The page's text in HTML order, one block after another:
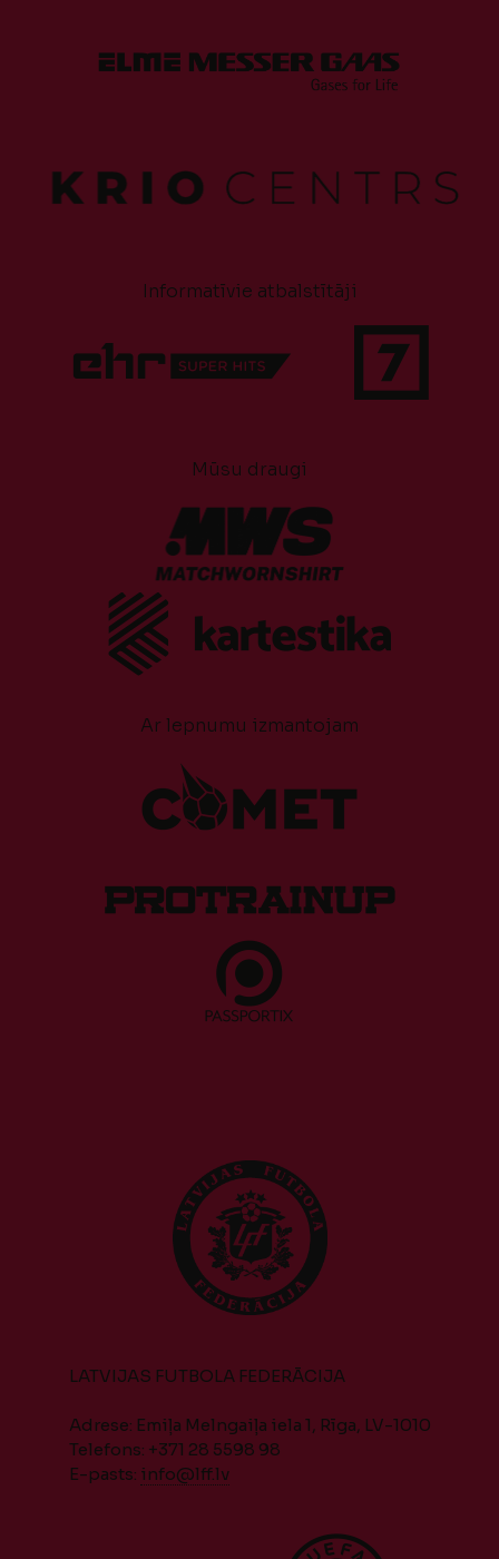
Informatīvie atbalstītāji
Mūsu draugi
Ar lepnumu izmantojam
LATVIJAS FUTBOLA FEDERĀCIJA
Adrese: Emiļa Melngaiļa iela 1, Rīga, LV-1010
Telefons: +371 28 5598 98
E-pasts: info@lff.lv